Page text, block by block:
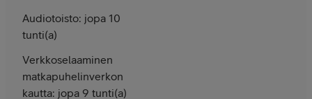
Audiotoisto: jopa 10
tunti(a)
Verkkoselaaminen
matkapuhelinverkon
kautta: jopa 9 tunti(a)